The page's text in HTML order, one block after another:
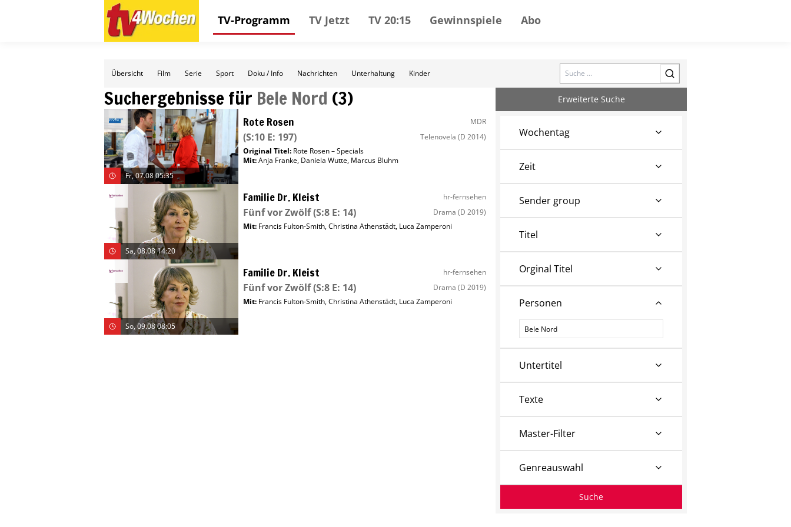
TV-Programm TV Jetzt TV 20:15 Gewinnspiele Abo
Übersicht Film Serie Sport Doku / Info Nachrichten Unterhaltung Kinder Search
Suchergebnisse für Bele Nord (3)
Fr, 07.08 05:35
Rote Rosen MDR
(S:10 E: 197) Telenovela (D 2014)
Original Titel: Rote Rosen – Specials
Mit:Anja Franke, Daniela Wutte, Marcus Bluhm
Sa, 08.08 14:20
Familie Dr. Kleist hr-fernsehen
Fünf vor Zwölf(S:8 E: 14) Drama (D 2019)
Mit: Francis Fulton-Smith,Christina Athenstädt, Luca Zamperoni
So, 09.08 08:05
Familie Dr. Kleist hr-fernsehen
Fünf vor Zwölf(S:8 E: 14) Drama (D 2019)
Mit: Francis Fulton-Smith,Christina Athenstädt, Luca Zamperoni
Erweiterte Suche
Wochentag
Zeit
Sender group
Titel
Orginal Titel
Personen
Personen
Untertitel
Texte
Master-Filter
Genreauswahl
Suche